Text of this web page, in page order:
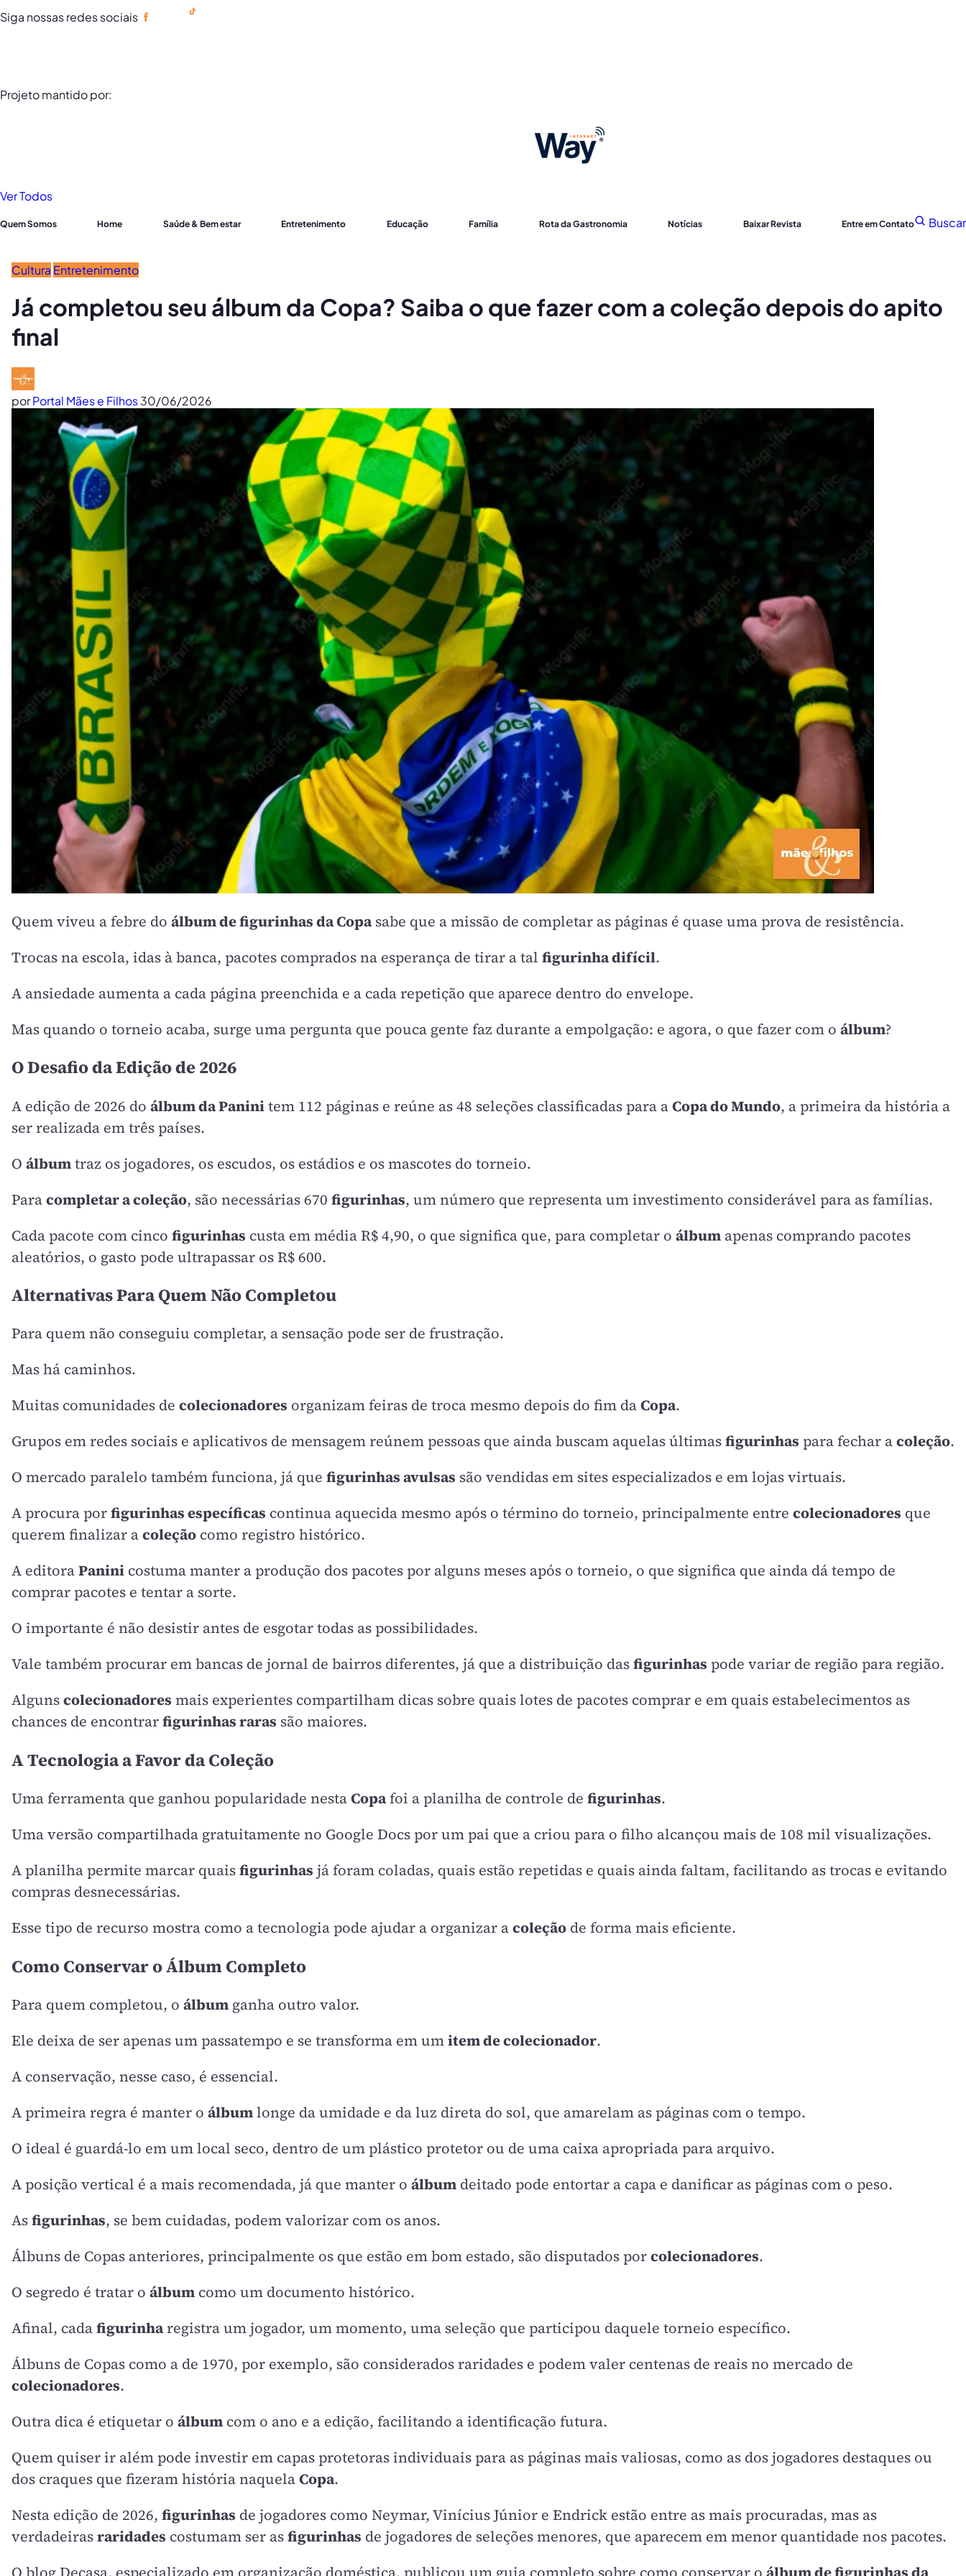
Siga nossas redes sociais
Projeto mantido por:
Ver Todos
Quem Somos Home Saúde & Bem estar Entretenimento Educação Família Rota da Gastronomia Notícias Baixar Revista Entre em Contato Buscar
Cultura Entretenimento
Já completou seu álbum da Copa? Saiba o que fazer com a coleção depois do apito
final
porPortal Mães e Filhos30/06/2026
Quem viveu a febre do álbum de figurinhas da Copasabe que a missão de completar as páginas é quase uma prova de resistência.
Trocas na escola, idas à banca, pacotes comprados na esperança de tirar a tal figurinha difícil.
A ansiedade aumenta a cada página preenchida e a cada repetição que aparece dentro do envelope.
Mas quando o torneio acaba, surge uma pergunta que pouca gente faz durante a empolgação: e agora, o que fazer com o álbum?
O Desafio da Edição de 2026
A edição de 2026 do álbum da Paninitem 112 páginas e reúne as 48 seleções classificadas para aCopa do Mundo, a primeira da história a
ser realizada em três países.
O álbumtraz os jogadores, os escudos, os estádios e os mascotes do torneio.
Paracompletar a coleção, são necessárias 670 figurinhas, um número que representa um investimento considerável para as famílias.
Cada pacote com cinco figurinhas custa em média R$ 4,90, o que significa que, para completar o álbum apenas comprando pacotes
aleatórios, o gasto pode ultrapassar os R$ 600.
Alternativas Para Quem Não Completou
Para quem não conseguiu completar, a sensação pode ser de frustração.
Mas há caminhos.
Muitas comunidades de colecionadores organizam feiras de troca mesmo depois do fim daCopa.
Grupos em redes sociais e aplicativos de mensagem reúnem pessoas que ainda buscam aquelas últimasfigurinhas para fechar acoleção.
O mercado paralelo também funciona, já que figurinhas avulsas são vendidas em sites especializados e em lojas virtuais.
A procura porfigurinhas específicas continua aquecida mesmo após o término do torneio, principalmente entre colecionadores que
querem finalizar acoleção como registro histórico.
A editoraPanini costuma manter a produção dos pacotes por alguns meses após o torneio, o que significa que ainda dá tempo de
comprar pacotes e tentar a sorte.
O importante é não desistir antes de esgotar todas as possibilidades.
Vale também procurar em bancas de jornal de bairros diferentes, já que a distribuição dasfigurinhas pode variar de região para região.
Algunscolecionadores mais experientes compartilham dicas sobre quais lotes de pacotes comprar e em quais estabelecimentos as
chances de encontrarfigurinhas raras são maiores.
A Tecnologia a Favor da Coleção
Uma ferramenta que ganhou popularidade nestaCopafoi a planilha de controle de figurinhas.
Uma versão compartilhada gratuitamente no Google Docs por um pai que a criou para o filho alcançou mais de 108 mil visualizações.
A planilha permite marcar quaisfigurinhas já foram coladas, quais estão repetidas e quais ainda faltam, facilitando as trocas e evitando
compras desnecessárias.
Esse tipo de recurso mostra como a tecnologia pode ajudar a organizar acoleção de forma mais eficiente.
Como Conservar o Álbum Completo
Para quem completou, o álbum ganha outro valor.
Ele deixa de ser apenas um passatempo e se transforma em umitem de colecionador.
A conservação, nesse caso, é essencial.
A primeira regra é manter o álbumlonge da umidade e da luz direta do sol, que amarelam as páginas com o tempo.
O ideal é guardá-lo em um local seco, dentro de um plástico protetor ou de uma caixa apropriada para arquivo.
A posição vertical é a mais recomendada, já que manter o álbum deitado pode entortar a capa e danificar as páginas com o peso.
Asfigurinhas, se bem cuidadas, podem valorizar com os anos.
Álbuns de Copas anteriores, principalmente os que estão em bom estado, são disputados porcolecionadores.
O segredo é tratar o álbum como um documento histórico.
Afinal, cadafigurinharegistra um jogador, um momento, uma seleção que participou daquele torneio específico.
Álbuns de Copas como a de 1970, por exemplo, são considerados raridades e podem valer centenas de reais no mercado de
colecionadores.
Outra dica é etiquetar o álbum com o ano e a edição, facilitando a identificação futura.
Quem quiser ir além pode investir em capas protetoras individuais para as páginas mais valiosas, como as dos jogadores destaques ou
dos craques que fizeram história naquelaCopa.
Nesta edição de 2026, figurinhas de jogadores como Neymar, Vinícius Júnior e Endrick estão entre as mais procuradas, mas as
verdadeirasraridades costumam ser asfigurinhas de jogadores de seleções menores, que aparecem em menor quantidade nos pacotes.